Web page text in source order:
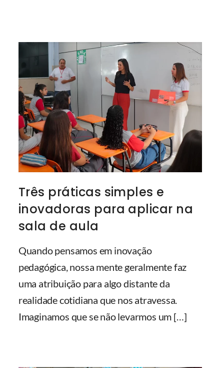
Três práticas simples e
inovadoras para aplicar na
sala de aula
Quando pensamos em inovação
pedagógica, nossa mente geralmente faz
uma atribuição para algo distante da
realidade cotidiana que nos atravessa.
Imaginamos que se não levarmos um […]